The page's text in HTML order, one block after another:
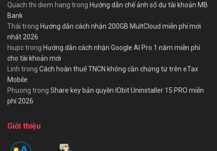
Quach thi diem hang trong Hướng dẫn chế ảnh số dư tài khoản MB
Bank
Thái trong Hướng dẫn cách nhận 200GB MultCloud miễn phí mới
nhất 2026
hiupctrong Hướng dẫn cách nhận Google AI Pro 1 năm miễn phí
cho tài khoản mới
Linh trong Cách hoàn thuế TNCN không cần chứng từ trên eTax
Mobile
Phuong trong Share key bản quyền IObit Uninstaller 15 PRO miễn
phí 2026
Giới thiệu